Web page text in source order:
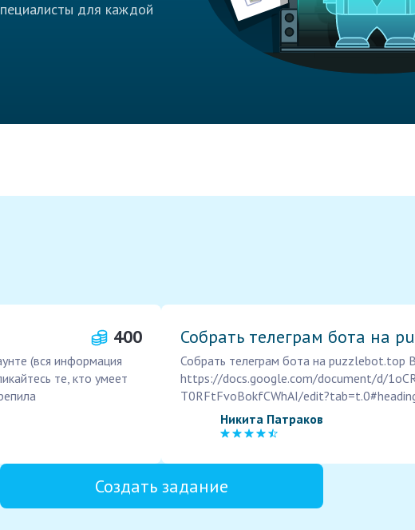
для каждой
400
(вся информация
те, кто умеет
Собрать телеграм бота на
Собрать телеграм бота на puzzlebot.top
https://docs.google.com/document/d/
T0RFtFvoBokfCWhAI/
Никита Патраков
Создать задание